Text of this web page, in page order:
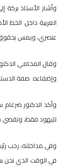
وأشار الأستاذ
العربية داخل الخط
عنصري، ويمس بحقوق
وقال المحامي
وإضفاءه صفة
وأكد الدكتور
لليهود فقط، وتقصي
وفي مداخلته، رحب
في الوقت الذي نحن